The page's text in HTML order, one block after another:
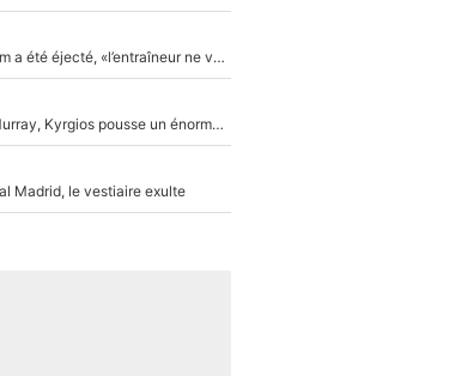
Mercato - OM : Un grand nom a été éjecté, «l’entraîneur ne voulait pas me conserver»
Victime de racisme contre Murray, Kyrgios pousse un énorme coup de gueule !
Madrid, le vestiaire exulte